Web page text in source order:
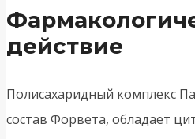
действие
Полисахаридный комплекс
состав Форвета, обладает